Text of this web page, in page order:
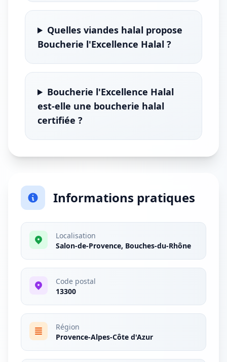
Quelles viandes halal propose
Boucherie l'Excellence Halal ?
Boucherie l'Excellence Halal
est-elle une boucherie halal
certifiée ?
Informations pratiques
Localisation
Salon-de-Provence, Bouches-du-Rhône
Code postal
13300
Région
Provence-Alpes-Côte d'Azur